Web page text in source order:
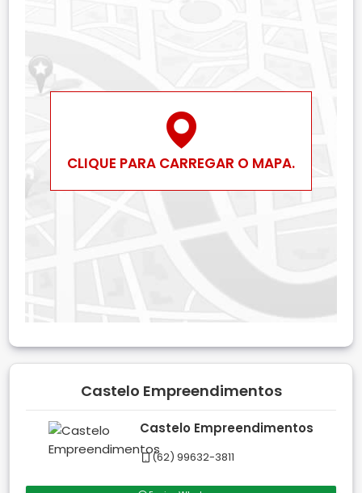
CLIQUE PARA CARREGAR O MAPA.
Castelo Empreendimentos
Castelo Empreendimentos
(62) 99632-3811